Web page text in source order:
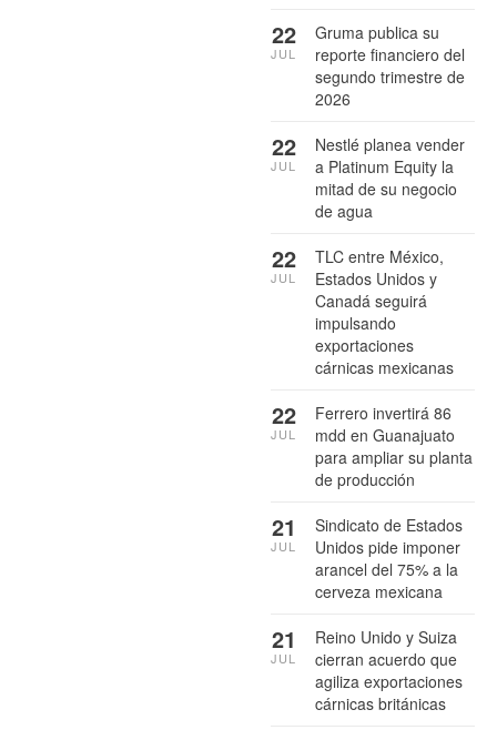
Gruma publica su
reporte financiero del
segundo trimestre de
2026
22
JUL
Nestlé planea vender
a Platinum Equity la
mitad de su negocio
de agua
22
JUL
TLC entre México,
Estados Unidos y
Canadá seguirá
impulsando
exportaciones
cárnicas mexicanas
22
JUL
Ferrero invertirá 86
mdd en Guanajuato
para ampliar su planta
de producción
22
JUL
Sindicato de Estados
Unidos pide imponer
arancel del 75% a la
cerveza mexicana
21
JUL
Reino Unido y Suiza
cierran acuerdo que
agiliza exportaciones
cárnicas británicas
21
JUL